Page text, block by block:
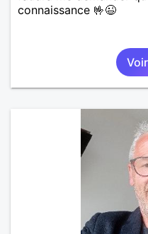
connaissance 🤟😉